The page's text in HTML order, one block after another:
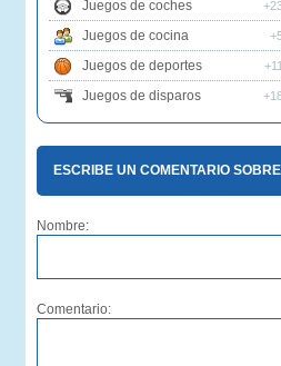
Juegos de coches
Juegos de cocina
Juegos de deportes
Juegos de disparos
ESCRIBE UN COMENTARIO
Nombre:
Comentario: